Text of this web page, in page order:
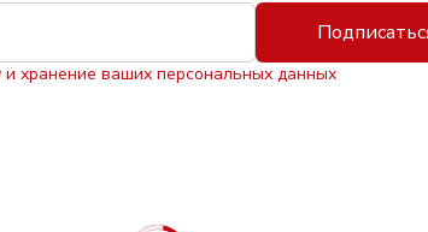
и хранение ваших персональных данных